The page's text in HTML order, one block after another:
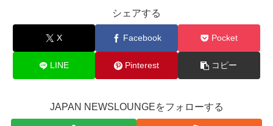
シェアする
X Facebook Pocket
LINE Pinterest コピー
JAPAN NEWSLOUNGEをフォローする